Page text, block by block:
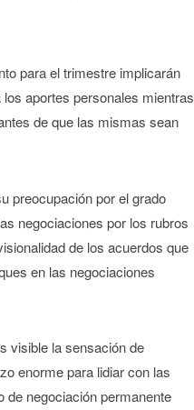
para el trimestre implicarán
aportes personales mientras
de que las mismas sean
preocupación por el grado
negociaciones por los rubros
de los acuerdos que
en las negociaciones
visible la sensación de
enorme para lidiar con las
negociación permanente